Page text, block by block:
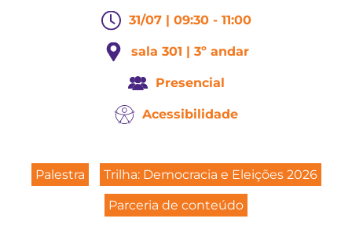
31/07 | 09:30 - 11:00
sala 301 | 3º andar
Presencial
Acessibilidade
Palestra Trilha: Democracia e Eleições 2026
Parceria de conteúdo